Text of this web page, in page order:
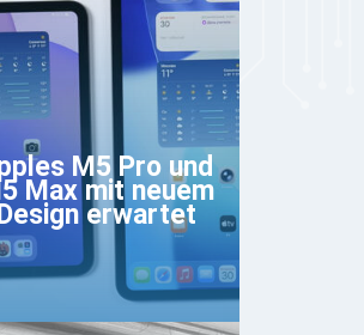
M5 Pro und
Max mit neuem
erwartet